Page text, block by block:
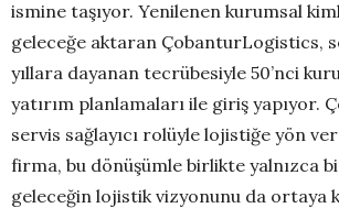
ismine taşıyor. Yenilenen kurumsal
geleceğe aktaran ÇobanturLogistics,
yıllara dayanan tecrübesiyle 50’nci
yatırım planlamaları ile giriş yapıyor.
servis sağlayıcı rolüyle lojistiğe yön
firma, bu dönüşümle birlikte yalnızca
geleceğin lojistik vizyonunu da ortaya